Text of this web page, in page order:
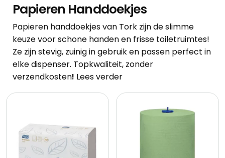
Papieren Handdoekjes
Papieren handdoekjes van Tork zijn de slimme
keuze voor schone handen en frisse toiletruimtes!
Ze zijn stevig, zuinig in gebruik en passen perfect in
elke dispenser. Topkwaliteit, zonder
verzendkosten! Lees verder